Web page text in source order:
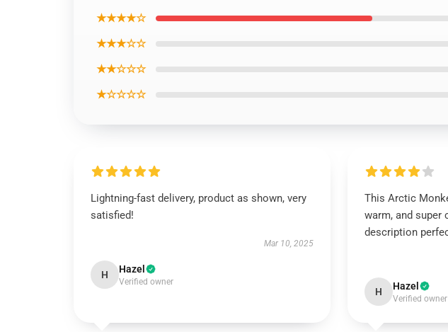
★★★★☆
★★★☆☆
★★☆☆☆
★☆☆☆☆
Lightning-fast delivery, product as shown, very
satisfied!
Mar 10, 2025
H Hazel
Verified owner
This Arctic
warm, and super
description
H Hazel
Verified owner